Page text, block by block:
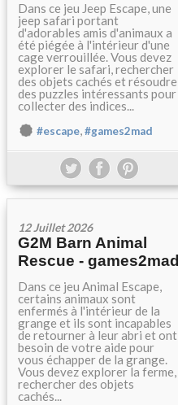
Dans ce jeu Jeep Escape, une
jeep safari portant
d'adorables amis d'animaux a
été piégée à l'intérieur d'une
cage verrouillée. Vous devez
explorer le safari, rechercher
des objets cachés et résoudre
des puzzles intéressants pour
collecter des indices...
#escape,#games2mad
12 Juillet 2026
G2M Barn Animal
Rescue - games2mad
Dans ce jeu Animal Escape,
certains animaux sont
enfermés à l'intérieur de la
grange et ils sont incapables
de retourner à leur abri et ont
besoin de votre aide pour
vous échapper de la grange.
Vous devez explorer la ferme,
rechercher des objets
cachés...